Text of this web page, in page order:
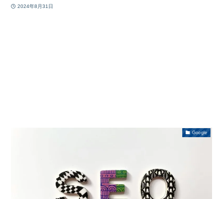
2024年8月31日
Google